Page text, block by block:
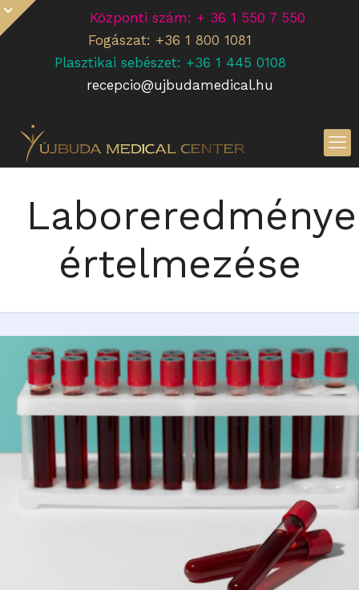
Központi szám: + 36 1 550 7 550
Fogászat: +36 1 800 1081
Plasztikai sebészet: +36 1 445 0108
recepcio@ujbudamedical.hu
értelmezése